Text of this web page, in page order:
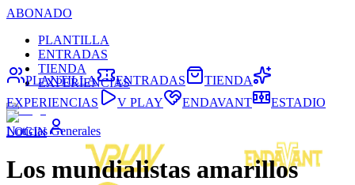
ABONADO
PLANTILLA
ENTRADAS
TIENDA
EXPERIENCIAS
LOGIN
PLANTILLA ENTRADAS
TIENDA
EXPERIENCIAS
V PLAY ENDAVANT ESTADIO
Noticias Generales
Los mundialistas amarillos